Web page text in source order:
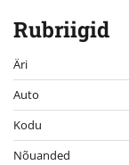
Rubriigid
Äri
Auto
Kodu
Nõuanded